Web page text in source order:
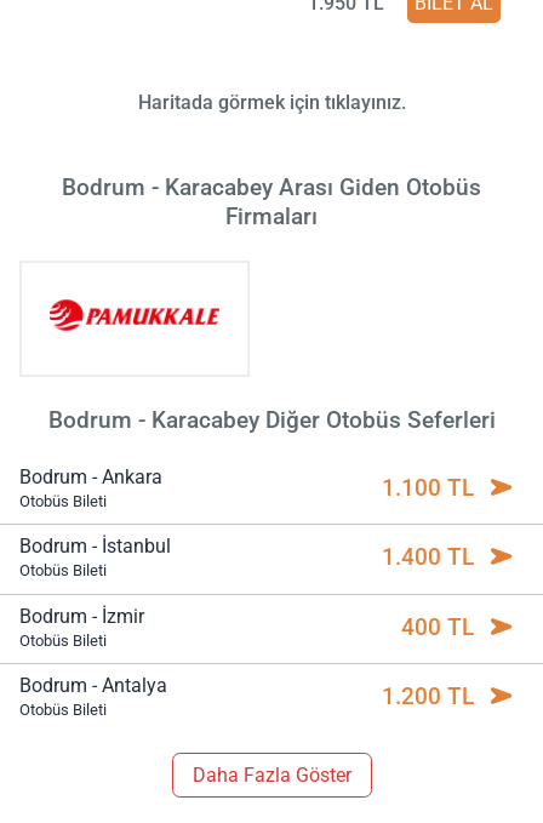
Haritada görmek için tıklayınız.
Bodrum - Karacabey Arası Giden Otobüs
Firmaları
Bodrum - Karacabey Diğer Otobüs Seferleri
Bodrum - Ankara
Otobüs Bileti 1.100 TL
Bodrum - İstanbul
Otobüs Bileti 1.400 TL
Bodrum - İzmir
Otobüs Bileti 400 TL
Bodrum - Antalya
Otobüs Bileti 1.200 TL
Daha Fazla Göster